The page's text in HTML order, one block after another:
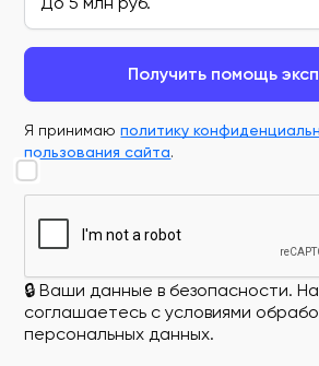
Получить помощь
Я принимаюполитику
пользования сайта.
🔒 Ваши данные в безопасности.
соглашаетесь с условиями
персональных данных.